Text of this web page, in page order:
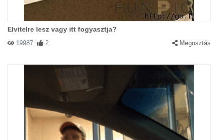
Elvitelre lesz vagy itt fogyasztja?
19987 2 Megosztás